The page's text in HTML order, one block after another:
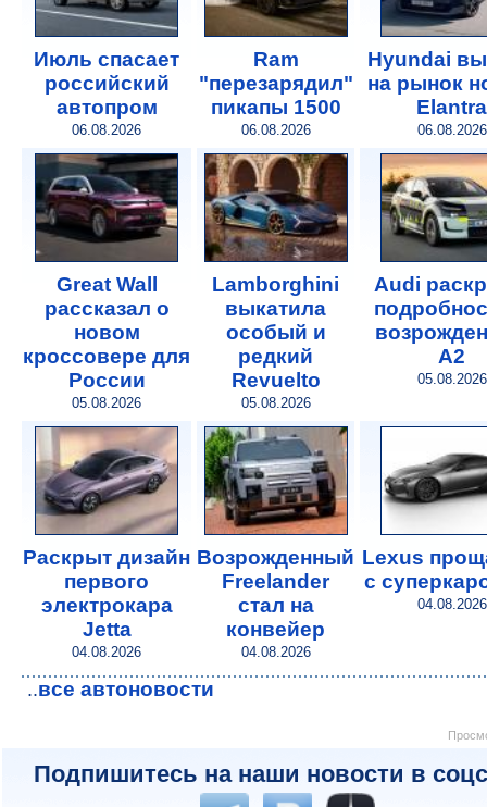
Июль спасает
российский
автопром
06.08.2026
Ram
"перезарядил"
пикапы 1500
06.08.2026
Hyundai
на рынок
Elantra
06.08.2026
Great Wall
рассказал о
новом
кроссовере для
России
05.08.2026
Lamborghini
выкатила
особый и
редкий
Revuelto
05.08.2026
Audi
A2
05.08.2026
Раскрыт дизайн
первого
электрокара
Jetta
04.08.2026
Возрожденный
Freelander
стал на
конвейер
04.08.2026
Lexus
с
04.08.2026
..все автоновости
Подпишитесь на наши новости в